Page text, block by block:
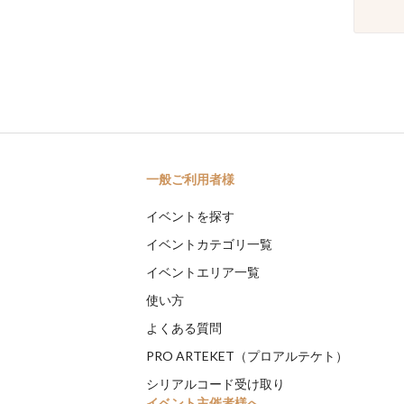
一般ご利用者様
イベントを探す
イベントカテゴリ一覧
イベントエリア一覧
使い方
よくある質問
PRO ARTEKET（プロアルテケト）
シリアルコード受け取り